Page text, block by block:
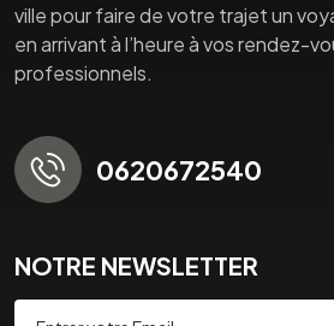
ville pour faire de votre trajet un
en arrivant à l’heure à vos rendez-
professionnels.
0620672540
NOTRE NEWSLETTER